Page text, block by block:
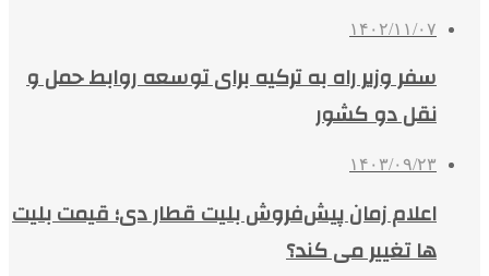
۱۴۰۲/۱۱/۰۷
سفر وزیر راه به ترکیه برای توسعه روابط حمل و
نقل دو کشور
۱۴۰۳/۰۹/۲۳
اعلام زمان پیش‌فروش بلیت قطار دی؛ قیمت بلیت
ها تغییر می کند؟